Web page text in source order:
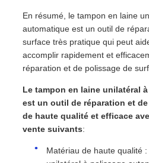
En résumé, le tampon en laine
automatique est un outil de
surface très pratique qui peut
accomplir rapidement et
réparation et de polissage de
Le tampon en laine unilatéral
est un outil de réparation et
de haute qualité et efficace
vente suivants:
Matériau de haute qualité